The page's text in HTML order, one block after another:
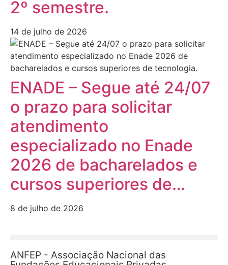
2º semestre.
14 de julho de 2026
ENADE – Segue até 24/07
o prazo para solicitar
atendimento
especializado no Enade
2026 de bacharelados e
cursos superiores de…
8 de julho de 2026
ANFEP - Associação Nacional das